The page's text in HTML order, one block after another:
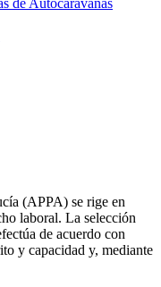
(APPA) se rige en
laboral. La selección
de acuerdo con
y capacidad y, mediante